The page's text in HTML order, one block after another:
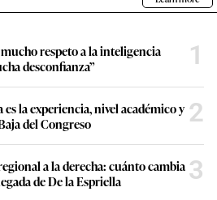
respeto a la inteligencia
desconfianza”
1
la experiencia, nivel académico y
del Congreso
2
a la derecha: cuánto cambia
de De la Espriella
3